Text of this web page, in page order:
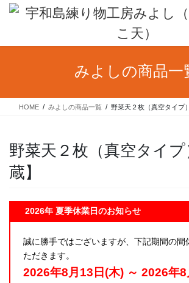
ン
ー
みよしの商品一
HOME みよしの商品一覧 野菜天２枚（真空タイプ
野菜天２枚（真空タイプ
蔵】
2026年 夏季休業日のお知らせ
誠に勝手ではございますが、下記期間の間
ただきます。
2026年8月13日(木) ～ 2026年